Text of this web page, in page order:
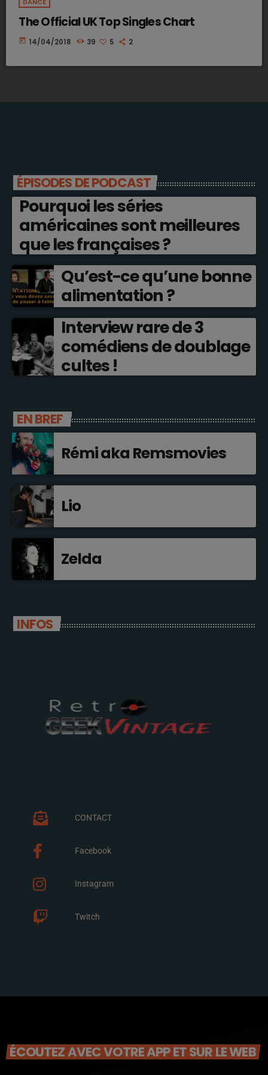
The Official UK Top Singles Chart
today 14/04/2018 39 5 2
ÉPISODES DE PODCAST
Pourquoi les séries
américaines sont meilleures
que les françaises ?
Qu’est-ce qu’une bonne
alimentation ?
Interview rare de 3
comédiens de doublage
cultes !
EN BREF
Rémi aka Remsmovies
Lio
Zelda
INFOS
CONTACT
Facebook
Instagram
Twitch
ÉCOUTEZ AVEC VOTRE APP ET SUR LE WEB